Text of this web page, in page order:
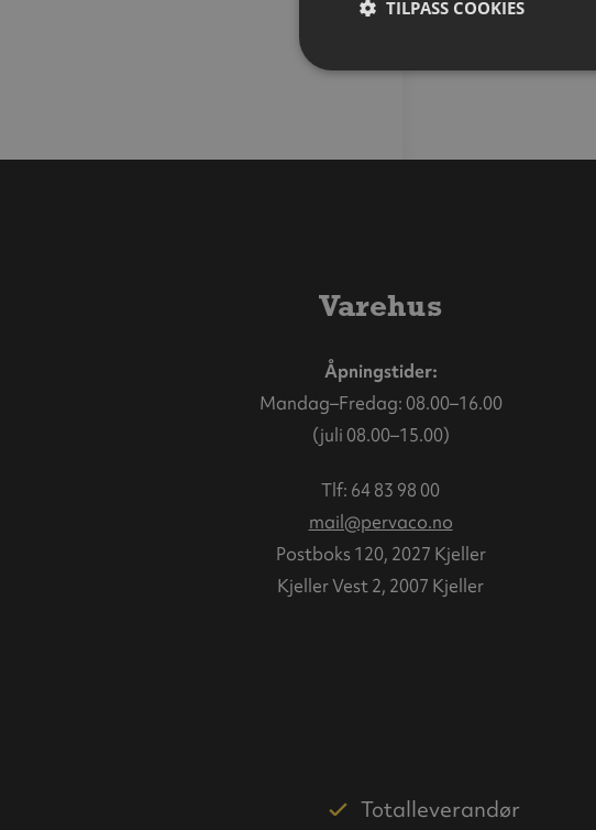
Varehus
Åpningstider:
Mandag–Fredag: 08.00–16.00
(juli 08.00–15.00)
Tlf: 64 83 98 00
mail@pervaco.no
Postboks 120, 2027 Kjeller
Kjeller Vest 2, 2007 Kjeller
Totalleverandør
TILPASS COOKIES